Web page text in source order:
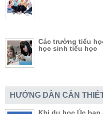
Các trường tiểu
học sinh tiểu học
HƯỚNG DẦN CẦN